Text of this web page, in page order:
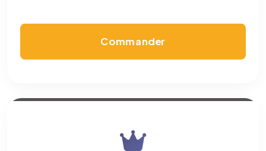
Commander
Meta/Facebook). Vous pouvez les refuser sans impact sur
pixels 2026 / FAQ juillet 2026).Ce suivi n'est pas géré par ce
contact@logicielreferencement.com
(section Traceurs dans les Courriels).